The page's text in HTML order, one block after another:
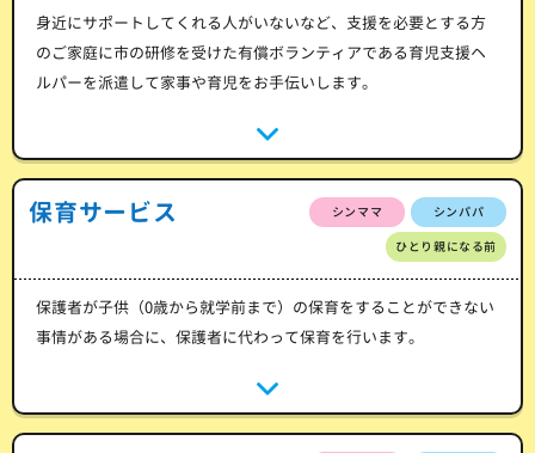
身近にサポートしてくれる人がいないなど、支援を必要とする方
のご家庭に市の研修を受けた有償ボランティアである育児支援ヘ
ルパーを派遣して家事や育児をお手伝いします。
保育サービス シンママ シンパパ
ひとり親になる前
保護者が子供（0歳から就学前まで）の保育をすることができない
事情がある場合に、保護者に代わって保育を行います。